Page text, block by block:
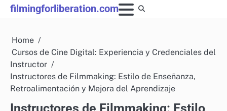
Skip
to
filmingforliberation.com
Home
Cursos de Cine Digital: Experiencia y Credenciales del
Instructor
Instructores de Filmmaking: Estilo de Enseñanza,
Retroalimentación y Mejora del Aprendizaje
Instructores de Filmmaking: Estilo